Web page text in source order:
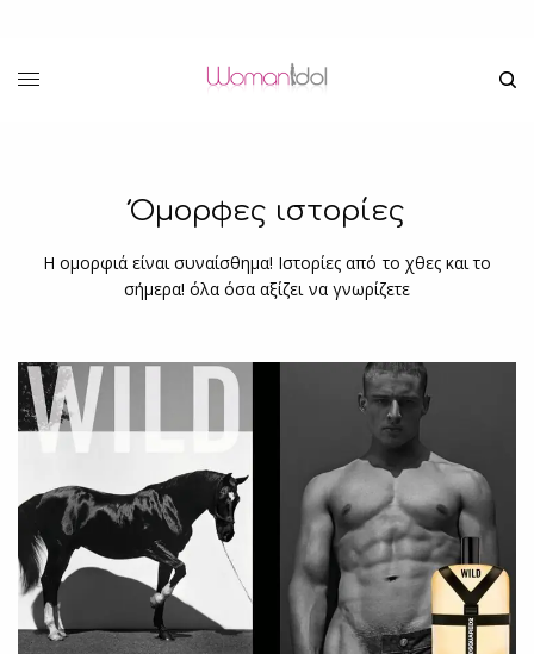
Όμορφες ιστορίες
Η ομορφιά είναι συναίσθημα! Ιστορίες από το χθες και το
σήμερα! όλα όσα αξίζει να γνωρίζετε